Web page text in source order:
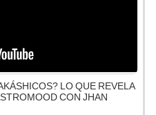
LO QUE REVELA
CON JHAN